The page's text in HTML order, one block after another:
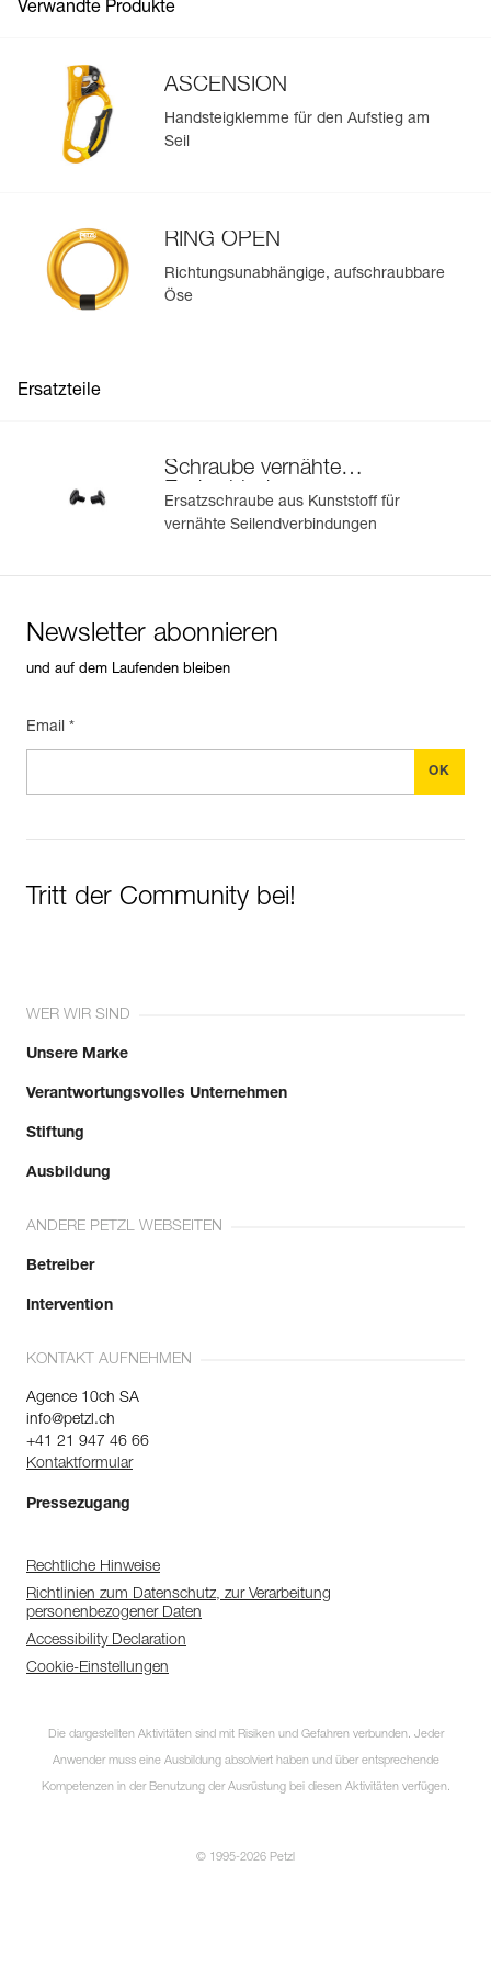
Sehen Sie sich die Geschichte eines Produkts ab dem
Herstellungsdatum an.
Mehr erfahren
Verwandte Produkte
ASCENSION
Handsteigklemme für den Aufstieg am
Seil
RING OPEN
Richtungsunabhängige, aufschraubbare
Öse
Ersatzteile
Schraube vernähte
Endverbindung
Ersatzschraube aus Kunststoff für
vernähte Seilendverbindungen
Newsletter abonnieren
und auf dem Laufenden bleiben
Email *
Tritt der Community bei!
WER WIR SIND
Unsere Marke
Verantwortungsvolles Unternehmen
Stiftung
Ausbildung
ANDERE PETZL WEBSEITEN
Betreiber
Intervention
KONTAKT AUFNEHMEN
Agence 10ch SA
info@petzl.ch
+41 21 947 46 66
Kontaktformular
Pressezugang
Rechtliche Hinweise
Richtlinien zum Datenschutz, zur Verarbeitung
personenbezogener Daten
Accessibility Declaration
Cookie-Einstellungen
Die dargestellten Aktivitäten sind mit Risiken und Gefahren verbunden. Jeder
Anwender muss eine Ausbildung absolviert haben und über entsprechende
Kompetenzen in der Benutzung der Ausrüstung bei diesen Aktivitäten verfügen.
© 1995-2026 Petzl